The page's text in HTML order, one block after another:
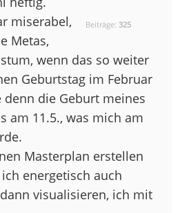
Beiträge:325
miserabel,
Metas,
wenn das so weiter
Geburtstag im Februar
die Geburt meines
am 11.5., was mich am
Masterplan erstellen
energetisch auch
visualisieren, ich mit